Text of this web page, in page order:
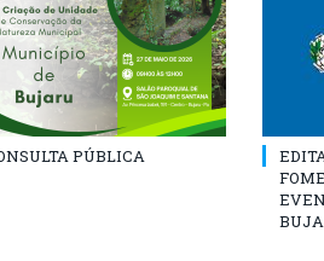
PÚBLICA